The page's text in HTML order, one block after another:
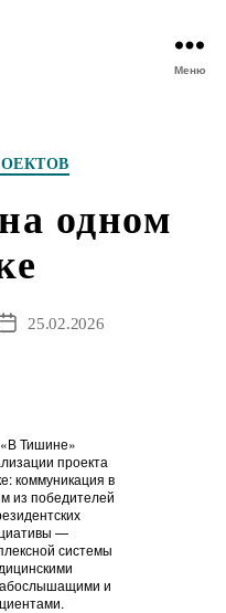
Меню
одном
Дата25.02.2026
Тишине»
проекта
коммуникация в
из победителей
—
системы
и